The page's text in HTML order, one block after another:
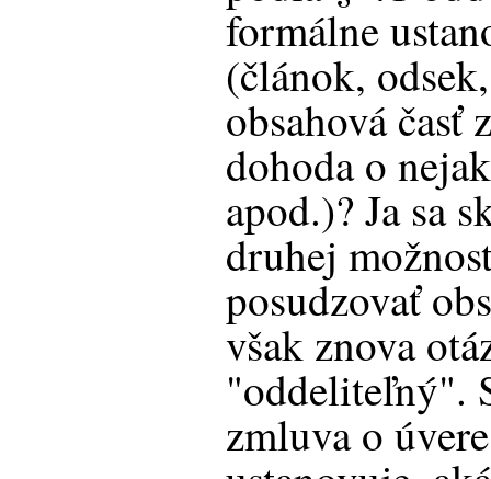
formálne
(článok,
obsahová časť
dohoda o
apod.)? Ja sa
druhej
posudzovať
však znova
"oddeliteľný".
zmluva o